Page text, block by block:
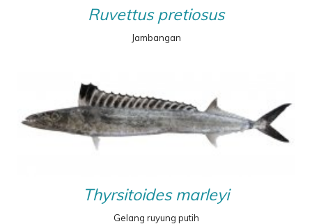
Ruvettus pretiosus
Jambangan
Thyrsitoides marleyi
Gelang ruyung putih